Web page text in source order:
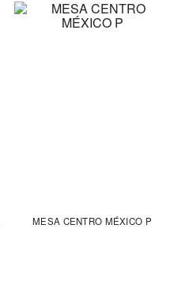
MESA CENTRO MÉXICO P